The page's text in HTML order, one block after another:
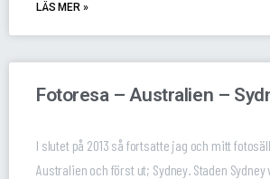
LÄS MER »
Fotoresa – Australien –
I slutet på 2013 så fortsatte jag och mitt
Australien och först ut; Sydney. Staden